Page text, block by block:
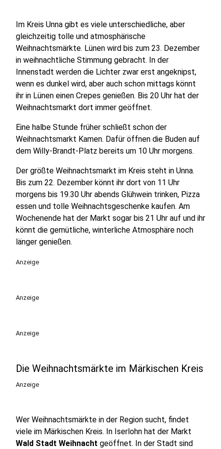
Im Kreis Unna gibt es viele unterschiedliche, aber
gleichzeitig tolle und atmosphärische
Weihnachtsmärkte. Lünen wird bis zum 23. Dezember
in weihnachtliche Stimmung gebracht. In der
Innenstadt werden die Lichter zwar erst angeknipst,
wenn es dunkel wird, aber auch schon mittags könnt
ihr in Lünen einen Crepes genießen. Bis 20 Uhr hat der
Weihnachtsmarkt dort immer geöffnet.
Eine halbe Stunde früher schließt schon der
Weihnachtsmarkt Kamen. Dafür öffnen die Buden auf
dem Willy-Brandt-Platz bereits um 10 Uhr morgens.
Der größte Weihnachtsmarkt im Kreis steht in Unna.
Bis zum 22. Dezember könnt ihr dort von 11 Uhr
morgens bis 19.30 Uhr abends Glühwein trinken, Pizza
essen und tolle Weihnachtsgeschenke kaufen. Am
Wochenende hat der Markt sogar bis 21 Uhr auf und ihr
könnt die gemütliche, winterliche Atmosphäre noch
länger genießen.
Anzeige
Anzeige
Anzeige
Die Weihnachtsmärkte im Märkischen Kreis
Anzeige
Wer Weihnachtsmärkte in der Region sucht, findet
viele im Märkischen Kreis. In Iserlohn hat der Markt
Wald Stadt Weihnacht geöffnet. In der Stadt sind